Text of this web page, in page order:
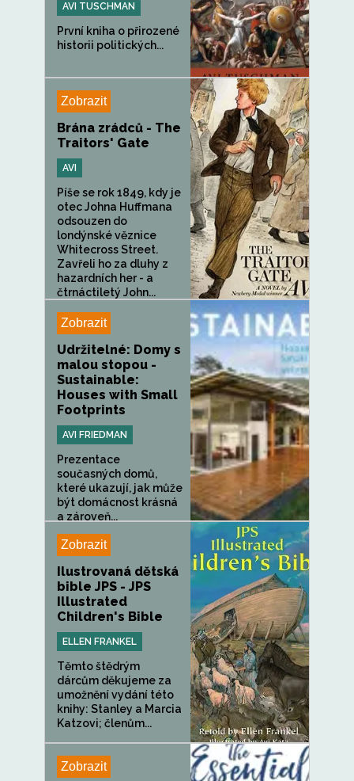
AVI TUSCHMAN
První kniha o přirozené
historii politických...
Zobrazit
Brána zrádců - The
Traitors' Gate
AVI
Píše se rok 1849, kdy je
otec Johna Huffmana
odsouzen do
londýnské věznice
Whitecross Street.
Zavřeli ho za dluhy z
hazardních her - a
čtrnáctiletý John...
Zobrazit
Udržitelné: Domy s
malou stopou -
Sustainable:
Houses with Small
Footprints
AVI FRIEDMAN
Prezentace
současných domů,
které ukazují, jak může
být domácnost krásná
a zároveň...
Zobrazit
Ilustrovaná dětská
bible JPS - JPS
Illustrated
Children's Bible
ELLEN FRANKEL
Těmto štědrým
dárcům děkujeme za
umožnění vydání této
knihy: Stanley a Marcia
Katzovi; členům...
Zobrazit